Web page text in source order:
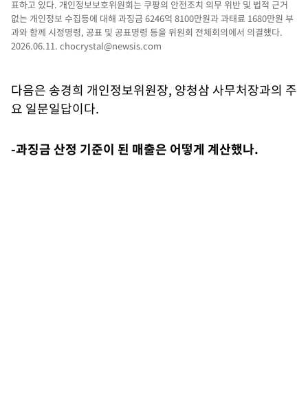
표하고 있다. 개인정보보호위원회는 쿠팡의 안전조치 의무 위반 및 법적 근거
없는 개인정보 수집등에 대해 과징금 6246억 8100만원과 과태료 1680만원 부
과와 함께 시정명령, 공표 및 공표명령 등을 위원회 전체회의에서 의결했다.
2026.06.11. chocrystal@newsis.com
다음은 송경희 개인정보위원장, 양청삼 사무처장과의 주
요 일문일답이다.
-과징금 산정 기준이 된 매출은 어떻게 계산했나.